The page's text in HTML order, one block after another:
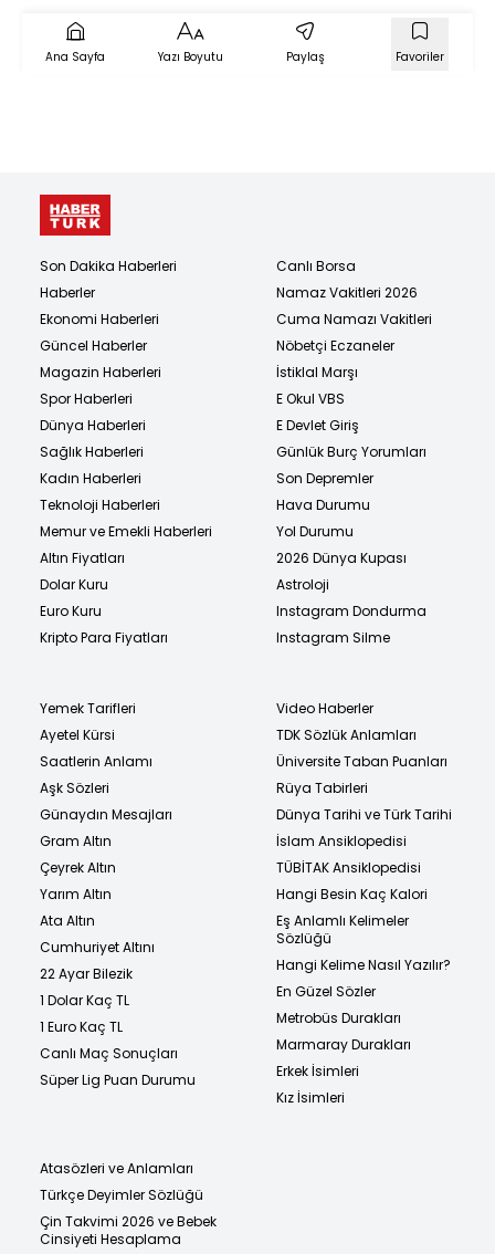
Ana Sayfa Yazı Boyutu Paylaş Favoriler
Son Dakika Haberleri
Haberler
Ekonomi Haberleri
Güncel Haberler
Magazin Haberleri
Spor Haberleri
Dünya Haberleri
Sağlık Haberleri
Kadın Haberleri
Teknoloji Haberleri
Memur ve Emekli Haberleri
Altın Fiyatları
Dolar Kuru
Euro Kuru
Kripto Para Fiyatları
Canlı Borsa
Namaz Vakitleri 2026
Cuma Namazı Vakitleri
Nöbetçi Eczaneler
İstiklal Marşı
E Okul VBS
E Devlet Giriş
Günlük Burç Yorumları
Son Depremler
Hava Durumu
Yol Durumu
2026 Dünya Kupası
Astroloji
Instagram Dondurma
Instagram Silme
Yemek Tarifleri
Ayetel Kürsi
Saatlerin Anlamı
Aşk Sözleri
Günaydın Mesajları
Gram Altın
Çeyrek Altın
Yarım Altın
Ata Altın
Cumhuriyet Altını
22 Ayar Bilezik
1 Dolar Kaç TL
1 Euro Kaç TL
Canlı Maç Sonuçları
Süper Lig Puan Durumu
Video Haberler
TDK Sözlük Anlamları
Üniversite Taban Puanları
Rüya Tabirleri
Dünya Tarihi ve Türk Tarihi
İslam Ansiklopedisi
TÜBİTAK Ansiklopedisi
Hangi Besin Kaç Kalori
Eş Anlamlı Kelimeler
Sözlüğü
Hangi Kelime Nasıl Yazılır?
En Güzel Sözler
Metrobüs Durakları
Marmaray Durakları
Erkek İsimleri
Kız İsimleri
Atasözleri ve Anlamları
Türkçe Deyimler Sözlüğü
Çin Takvimi 2026 ve Bebek
Cinsiyeti Hesaplama